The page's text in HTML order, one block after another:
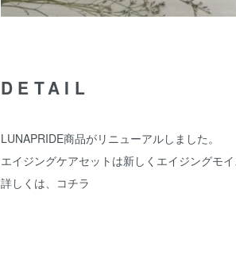
DETAIL
LUNAPRIDE商品がリニューアルしました。
エイジングケアセットは新しくエイジングモ
詳しくは、 コチラ